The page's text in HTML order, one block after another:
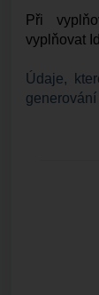
Při
vyplňovat
Údaje,